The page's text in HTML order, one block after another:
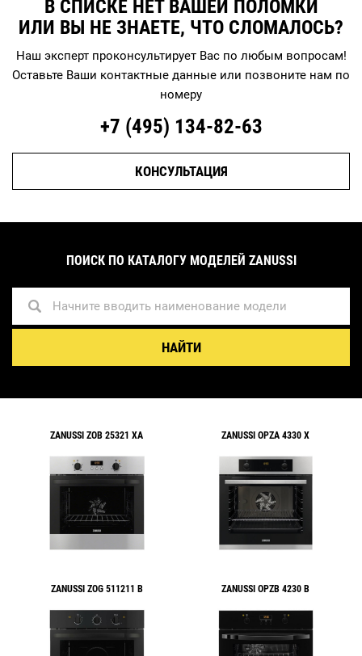
В СПИСКЕ НЕТ ВАШЕЙ ПОЛОМКИ
ИЛИ ВЫ НЕ ЗНАЕТЕ, ЧТО СЛОМАЛОСЬ?
Наш эксперт проконсультирует Вас по любым вопросам!
Оставьте Ваши контактные данные или позвоните нам по
номеру
+7 (495) 134-82-63
КОНСУЛЬТАЦИЯ
ПОИСК ПО КАТАЛОГУ МОДЕЛЕЙ ZANUSSI
НАЙТИ
ZANUSSI ZOB 25321 XA ZANUSSI OPZA 4330 X
ZANUSSI ZOG 511211 B ZANUSSI OPZB 4230 B